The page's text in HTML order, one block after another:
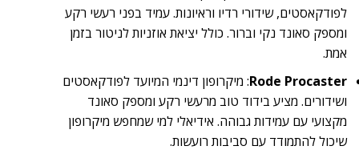
לפודקאסטים, שידורי רדיו וראיונות. עמיד בפני רעשי רקע
ומספק סאונד נקי וברור. כולל יציאת אוזניות לניטור בזמן
אמת.
Rode Procaster: מיקרופון דינמי המיועד לפודקאסטים
ושידורים. מציע בידוד טוב מרעשי רקע ומספק סאונד
מקצועי עם עמידות גבוהה. אידיאלי למי שמחפש מיקרופון
שיכול להתמודד עם סביבות רועשות.